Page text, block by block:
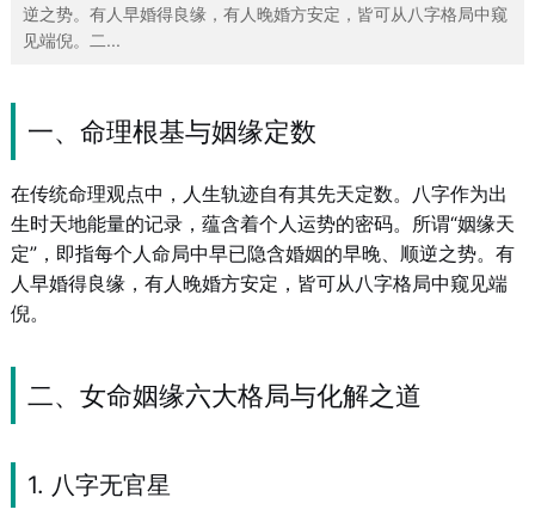
逆之势。有人早婚得良缘，有人晚婚方安定，皆可从八字格局中窥
见端倪。二...
一、命理根基与姻缘定数
在传统命理观点中，人生轨迹自有其先天定数。八字作为出
生时天地能量的记录，蕴含着个人运势的密码。所谓“姻缘天
定”，即指每个人命局中早已隐含婚姻的早晚、顺逆之势。有
人早婚得良缘，有人晚婚方安定，皆可从八字格局中窥见端
倪。
二、女命姻缘六大格局与化解之道
1. 八字无官星